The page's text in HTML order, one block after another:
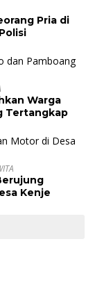
Pria di
Warga
Tertangkap
Kenje